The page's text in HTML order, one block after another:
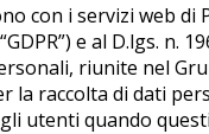
i servizi web di
e al D.lgs. n.
riunite nel
la raccolta di dati
quando